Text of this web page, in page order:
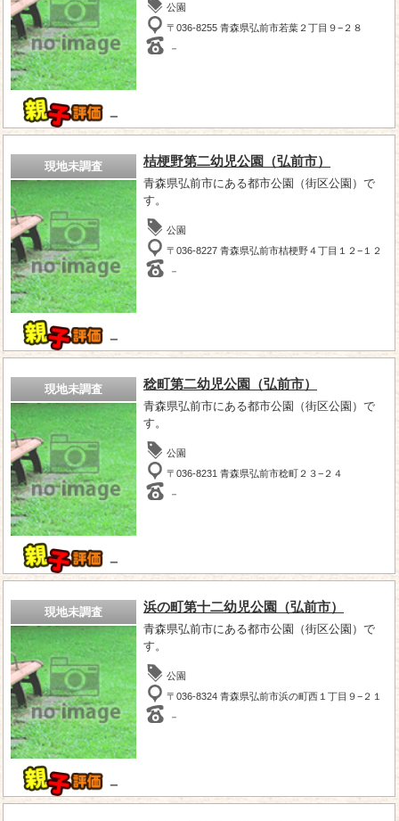
－
公園
〒036-8255 青森県弘前市若葉２丁目９−２８
－
現地未調査
－
桔梗野第二幼児公園（弘前市）
青森県弘前市にある都市公園（街区公園）で
す。
公園
〒036-8227 青森県弘前市桔梗野４丁目１２−１２
－
現地未調査
－
稔町第二幼児公園（弘前市）
青森県弘前市にある都市公園（街区公園）で
す。
公園
〒036-8231 青森県弘前市稔町２３−２４
－
現地未調査
－
浜の町第十二幼児公園（弘前市）
青森県弘前市にある都市公園（街区公園）で
す。
公園
〒036-8324 青森県弘前市浜の町西１丁目９−２１
－